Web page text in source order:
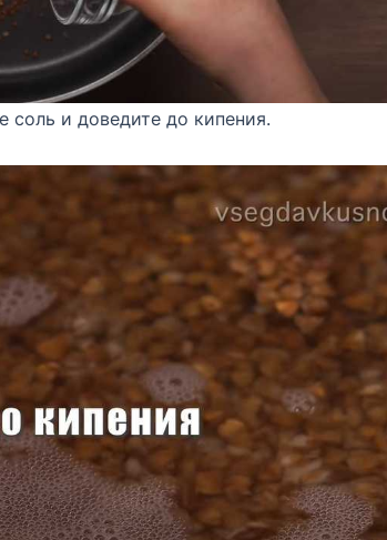
соль и доведите до кипения.